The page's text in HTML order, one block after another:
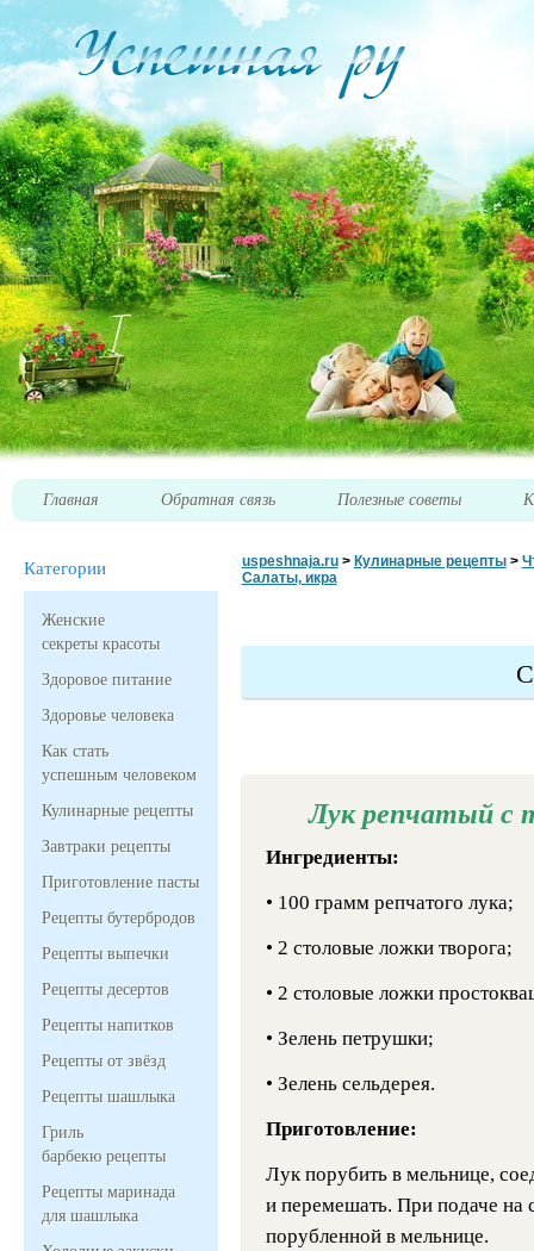
Главная Обратная связь Полезные советы
Категории
Женские
секреты красоты
Здоровое питание
Здоровье человека
Как стать
успешным человеком
Кулинарные рецепты
Завтраки рецепты
Приготовление пасты
Рецепты бутербродов
Рецепты выпечки
Рецепты десертов
Рецепты напитков
Рецепты от звёзд
Рецепты шашлыка
Гриль
барбекю рецепты
Рецепты маринада
для шашлыка
uspeshnaja.ru> Кулинарные рецепты>
Салаты, икра
Лук репчатый с
Ингредиенты:
• 100 грамм репчатого лука;
• 2 столовые ложки творога;
• 2 столовые ложки
• Зелень петрушки;
• Зелень сельдерея.
Приготовление:
Лук порубить в мельнице,
и перемешать. При подаче на
порубленной в мельнице.